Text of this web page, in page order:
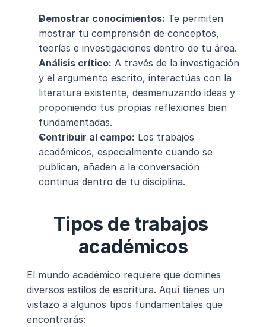
Demostrar conocimientos: Te permiten
mostrar tu comprensión de conceptos,
teorías e investigaciones dentro de tu área.
Análisis crítico: A través de la investigación
y el argumento escrito, interactúas con la
literatura existente, desmenuzando ideas y
proponiendo tus propias reflexiones bien
fundamentadas.
Contribuir al campo: Los trabajos
académicos, especialmente cuando se
publican, añaden a la conversación
continua dentro de tu disciplina.
Tipos de trabajos
académicos
El mundo académico requiere que domines
diversos estilos de escritura. Aquí tienes un
vistazo a algunos tipos fundamentales que
encontrarás: